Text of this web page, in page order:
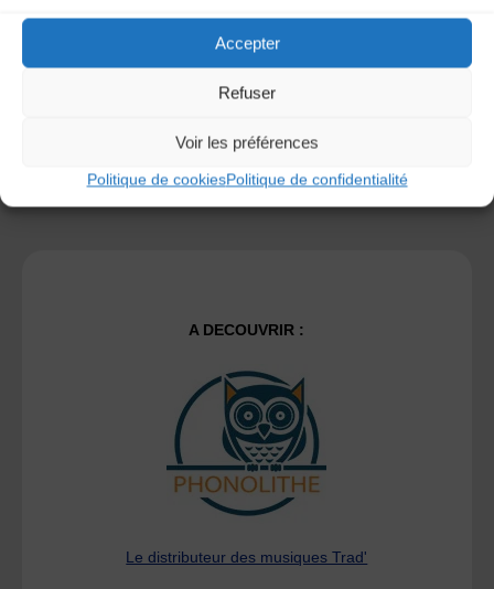
Accepter
Refuser
Voir les préférences
Politique de cookiesPolitique de confidentialité
Ce site utilise Akismet pour réduire les indésirables.
commentaires sont traitées.
A DECOUVRIR :
Le distributeur des musiques Trad'